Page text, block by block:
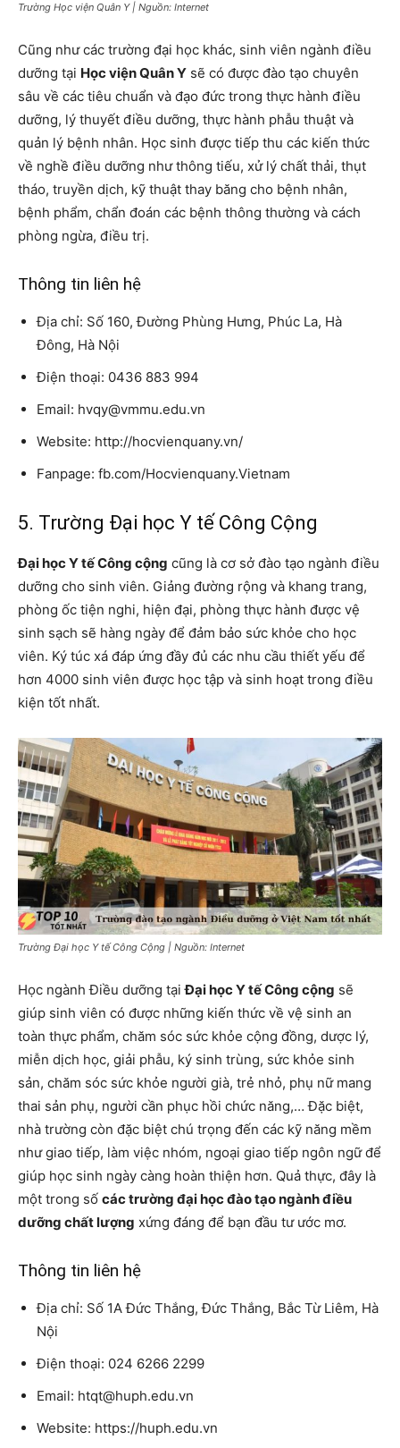
Trường Học viện Quân Y | Nguồn: Internet
Cũng như các trường đại học khác, sinh viên ngành điều
dưỡng tại Học viện Quân Y sẽ có được đào tạo chuyên
sâu về các tiêu chuẩn và đạo đức trong thực hành điều
dưỡng, lý thuyết điều dưỡng, thực hành phẫu thuật và
quản lý bệnh nhân. Học sinh được tiếp thu các kiến ​​thức
về nghề điều dưỡng như thông tiếu, xử lý chất thải, thụt
tháo, truyền dịch, kỹ thuật thay băng cho bệnh nhân,
bệnh phẩm, chẩn đoán các bệnh thông thường và cách
phòng ngừa, điều trị.
Thông tin liên hệ
Địa chỉ: Số 160, Đường Phùng Hưng, Phúc La, Hà
Đông, Hà Nội
Điện thoại: 0436 883 994
Email: hvqy@vmmu.edu.vn
Website: http://hocvienquany.vn/
Fanpage: fb.com/Hocvienquany.Vietnam
5. Trường Đại học Y tế Công Cộng
Đại học Y tế Công cộng cũng là cơ sở đào tạo ngành điều
dưỡng cho sinh viên. Giảng đường rộng và khang trang,
phòng ốc tiện nghi, hiện đại, phòng thực hành được vệ
sinh sạch sẽ hàng ngày để đảm bảo sức khỏe cho học
viên. Ký túc xá đáp ứng đầy đủ các nhu cầu thiết yếu để
hơn 4000 sinh viên được học tập và sinh hoạt trong điều
kiện tốt nhất.
Trường Đại học Y tế Công Cộng | Nguồn: Internet
Học ngành Điều dưỡng tạiĐại học Y tế Công cộng sẽ
giúp sinh viên có được những kiến ​​thức về vệ sinh an
toàn thực phẩm, chăm sóc sức khỏe cộng đồng, dược lý,
miễn dịch học, giải phẫu, ký sinh trùng, sức khỏe sinh
sản, chăm sóc sức khỏe người già, trẻ nhỏ, phụ nữ mang
thai sản phụ, người cần phục hồi chức năng,… Đặc biệt,
nhà trường còn đặc biệt chú trọng đến các kỹ năng mềm
như giao tiếp, làm việc nhóm, ngoại giao tiếp ngôn ngữ để
giúp học sinh ngày càng hoàn thiện hơn. Quả thực, đây là
một trong số các trường đại học đào tạo ngành điều
dưỡng chất lượng xứng đáng để bạn đầu tư ước mơ.
Thông tin liên hệ
Địa chỉ: Số 1A Đức Thắng, Đức Thắng, Bắc Từ Liêm, Hà
Nội
Điện thoại: 024 6266 2299
Email: htqt@huph.edu.vn
Website: https://huph.edu.vn